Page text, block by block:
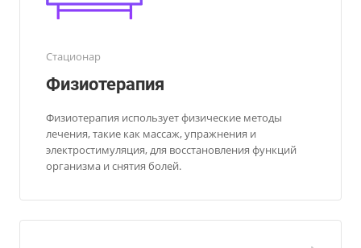
Стационар
Физиотерапия
Физиотерапия использует физические методы
лечения, такие как массаж, упражнения и
электростимуляция, для восстановления функций
организма и снятия болей.